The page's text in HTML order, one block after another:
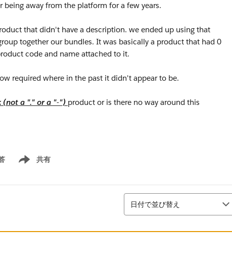
being away from the platform for a few years.
that didn't have a description. we ended up using that
together our bundles. It was basically a product that had 0
code and name attached to it.
required where in the past it didn't appear to be.
(not a "." or a "-") product or is there no way around this
共有
Show menu
並び替え
日付で並び替え